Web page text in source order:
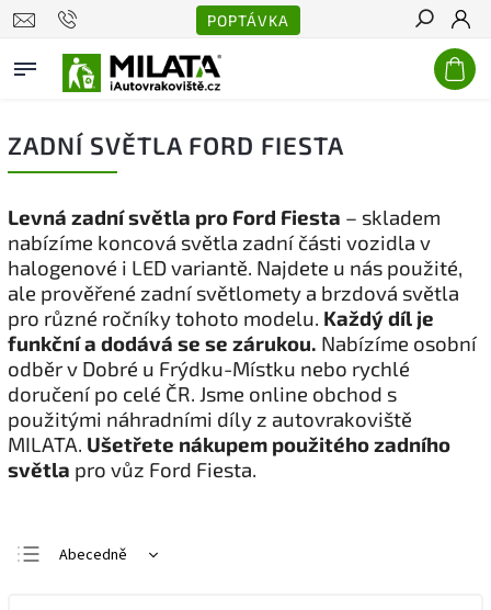
POPTÁVKA
Hledat
ZADNÍ SVĚTLA FORD FIESTA
Levná zadní světla pro Ford Fiesta – skladem
nabízíme koncová světla zadní části vozidla v
halogenové i LED variantě. Najdete u nás použité,
ale prověřené zadní světlomety a brzdová světla
pro různé ročníky tohoto modelu. Každý díl je
funkční a dodává se se zárukou. Nabízíme osobní
odběr v Dobré u Frýdku-Místku nebo rychlé
doručení po celé ČR. Jsme online obchod s
použitými náhradními díly z autovrakoviště
MILATA. Ušetřete nákupem použitého zadního
světla pro vůz Ford Fiesta.
Abecedně